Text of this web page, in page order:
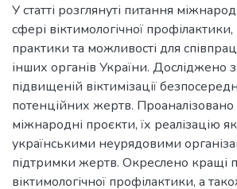
У статті розглянуті питання
сфері віктимологічної профілактики,
практики та можливості для
інших органів України. Досліджено
підвищеній віктимізації
потенційних жертв. Проаналізовано
міжнародні проєкти, їх реалізацію
українськими неурядовими
підтримки жертв. Окреслено кращі
віктимологічної профілактики, а